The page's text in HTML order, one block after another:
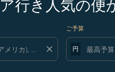
行き人気の便
close
ご予算
円